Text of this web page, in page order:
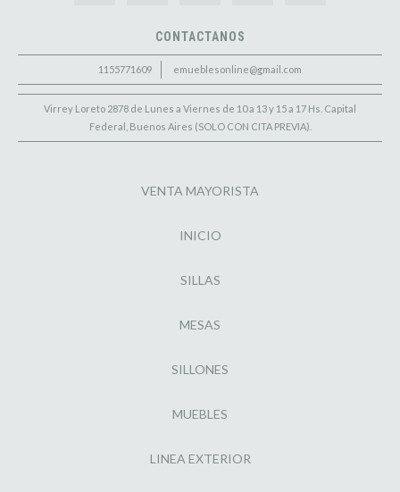
CONTACTANOS
1155771609 emueblesonline@gmail.com
Virrey Loreto 2878 de Lunes a Viernes de 10 a 13 y 15 a 17 Hs. Capital
Federal, Buenos Aires (SOLO CON CITA PREVIA).
VENTA MAYORISTA
INICIO
SILLAS
MESAS
SILLONES
MUEBLES
LINEA EXTERIOR